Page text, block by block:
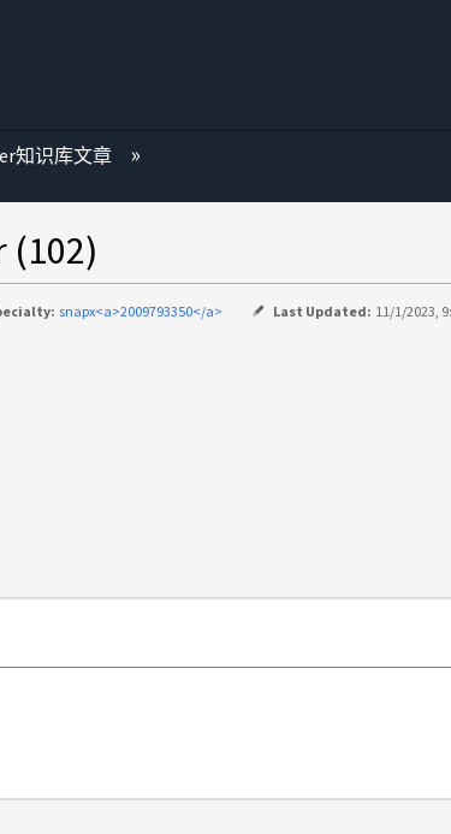
知识库文章
snapx<a>2009793350</a> Last Updated: 11/1/2023,